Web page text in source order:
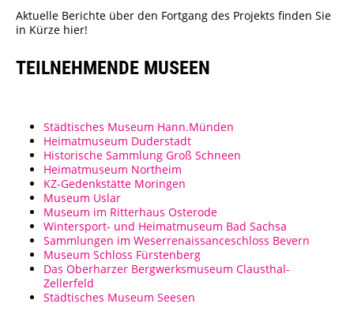
Aktuelle Berichte über den Fortgang des Projekts finden Sie
in Kürze hier!
TEILNEHMENDE MUSEEN
Städtisches Museum Hann.Münden
Heimatmuseum Duderstadt
Historische Sammlung Groß Schneen
Heimatmuseum Northeim
KZ-Gedenkstätte Moringen
Museum Uslar
Museum im Ritterhaus Osterode
Wintersport- und Heimatmuseum Bad Sachsa
Sammlungen im Weserrenaissanceschloss Bevern
Museum Schloss Fürstenberg
Das Oberharzer Bergwerksmuseum Clausthal-
Zellerfeld
Städtisches Museum Seesen